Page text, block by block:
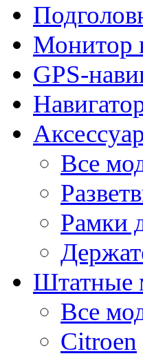
Монитор
GPS-
Все
Рамки
Штатные
Все
Citroen